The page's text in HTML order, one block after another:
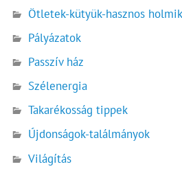
Ötletek-kütyük-hasznos holmik
Pályázatok
Passzív ház
Szélenergia
Takarékosság tippek
Újdonságok-találmányok
Világítás